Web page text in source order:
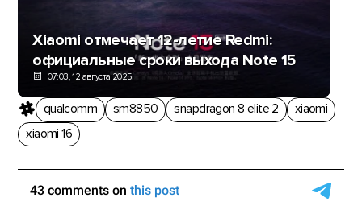
Xiaomi отмечает 12-летие Redmi:
официальные сроки выхода Note 15
07:03, 12 августа 2025
qualcomm sm8850 snapdragon 8 elite 2
xiaomi
xiaomi 16